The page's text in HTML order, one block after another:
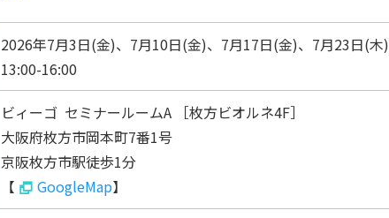
2026年7月3日(金)、7月10日(金)、7月17日(金)、7月23日(木)
13:00-16:00
ビィーゴ セミナールームA ［枚方ビオルネ4F］
大阪府枚方市岡本町7番1号
京阪枚方市駅徒歩1分
【
GoogleMap】